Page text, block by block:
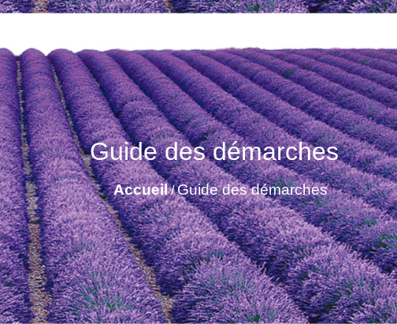
Guide des démarches
Accueil/Guide des démarches